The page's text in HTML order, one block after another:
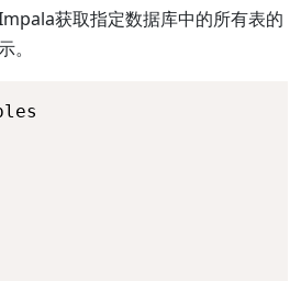
获取指定数据库中的所有表的
。